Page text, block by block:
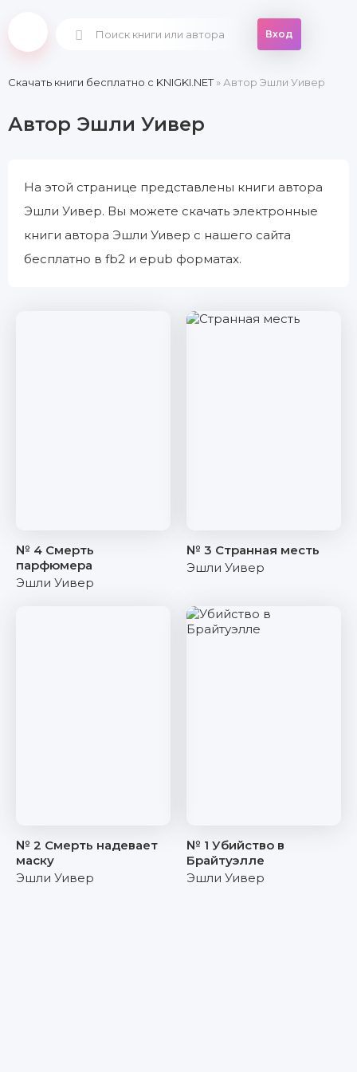
Вход
Скачать книги бесплатно c KNIGKI.NET» Автор Эшли Уивер
Автор Эшли Уивер
На этой странице представлены книги автора
Эшли Уивер. Вы можете скачать электронные
книги автора Эшли Уивер с нашего сайта
бесплатно в fb2 и epub форматах.
№ 4 Смерть
парфюмера
Эшли Уивер
№ 3 Странная месть
Эшли Уивер
№ 2 Смерть надевает
маску
Эшли Уивер
№ 1 Убийство в
Брайтуэлле
Эшли Уивер